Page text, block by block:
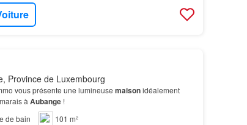
Province de Luxembourg
vous présente une lumineuse maisonidéalement
à Aubange!
de bain 101 m²